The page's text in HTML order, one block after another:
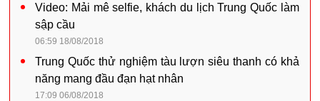
Video: Mải mê selfie, khách du lịch Trung Quốc làm
sập cầu
06:59 18/08/2018
Trung Quốc thử nghiệm tàu lượn siêu thanh có khả
năng mang đầu đạn hạt nhân
17:09 06/08/2018